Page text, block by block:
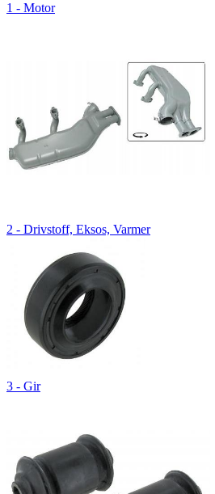
1 - Motor
2 - Drivstoff, Eksos, Varmer
3 - Gir